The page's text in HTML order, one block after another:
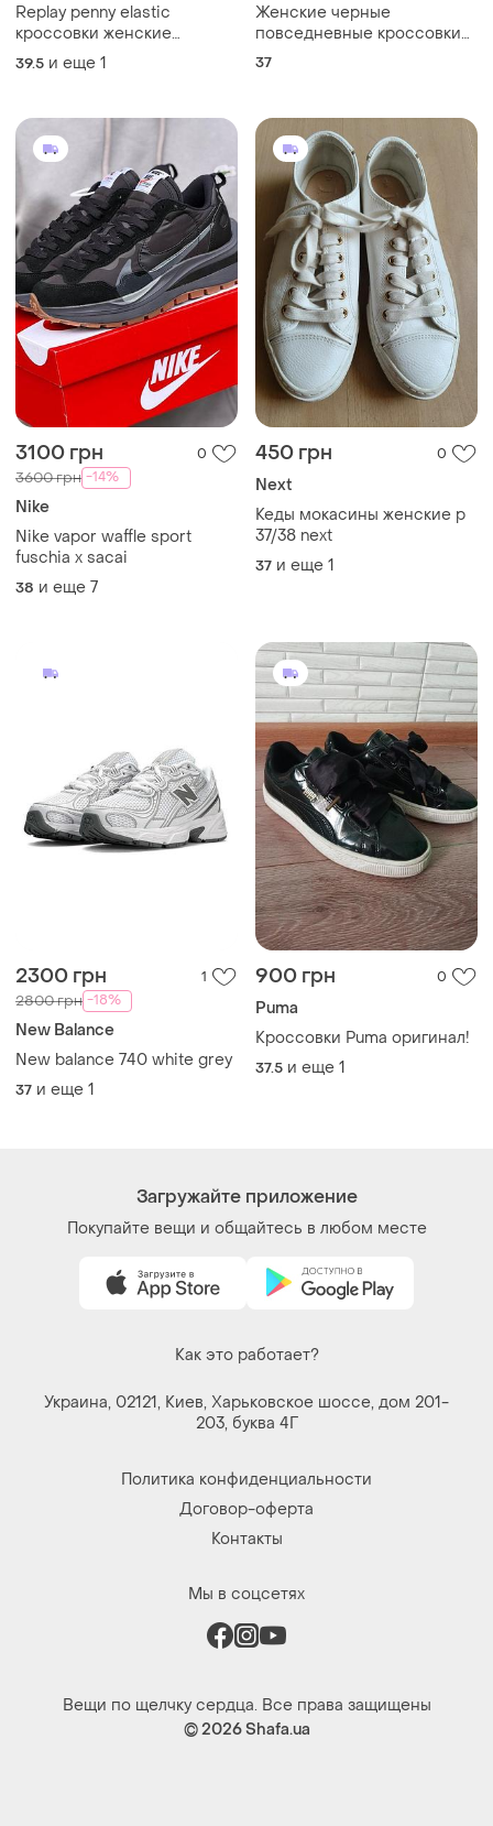
Replay penny elastic
кроссовки женские
текстильные
повседневные спортивные
платформе 40 р/26 см
lagerfeld calvin klein michael
kors
39.5 и еще 1
Женские черные
повседневные кроссовки
reebok оригинал, размер 37
37
3100 грн 0
3600 грн -14%
Nike
Nike vapor waffle sport
fuschia x sacai
38 и еще 7
450 грн 0
Next
Кеды мокасины женские р
37/38 next
37 и еще 1
2300 грн 1
2800 грн -18%
New Balance
New balance 740 white grey
37 и еще 1
900 грн 0
Puma
Кроссовки Puma оригинал!
37.5 и еще 1
Загружайте приложение
Покупайте вещи и общайтесь в любом месте
Как это работает?
Украина, 02121, Киев, Харьковское шоссе, дом 201-
203, буква 4Г
Политика конфиденциальности
Договор-оферта
Контакты
Мы в соцсетях
Вещи по щелчку сердца. Все права защищены
© 2026Shafa.ua